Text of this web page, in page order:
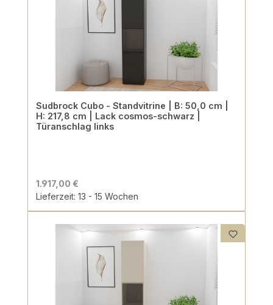
Sudbrock Cubo - Standvitrine | B: 50,0 cm |
H: 217,8 cm | Lack cosmos-schwarz |
Türanschlag links
1.917,00 €
Lieferzeit: 13 - 15 Wochen